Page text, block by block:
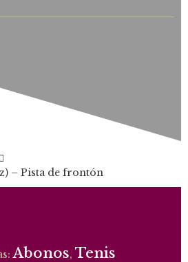
– Pista de frontón
Abonos, Tenis